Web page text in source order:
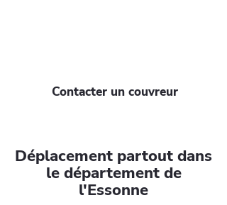
Contacter un couvreur
Déplacement partout dans
le département de
l'Essonne